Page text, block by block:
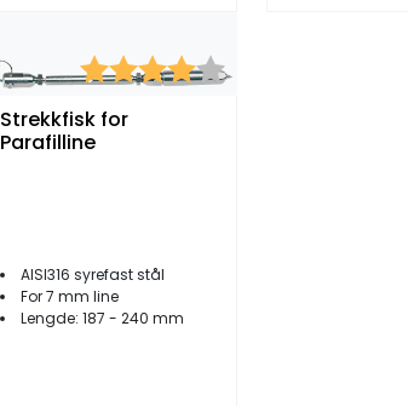
Karakter:
4.0 av 5 mulige
Strekkfisk for
Parafilline
AISI316 syrefast stål
For 7 mm line
Lengde: 187 - 240 mm